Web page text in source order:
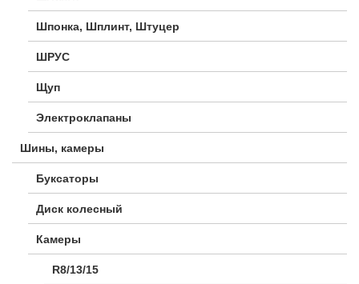
Шпонка, Шплинт, Штуцер
ШРУС
Щуп
Электроклапаны
Шины, камеры
Буксаторы
Диск колесный
Камеры
R8/13/15